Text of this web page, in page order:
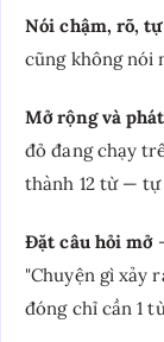
Nói chậm, rõ,
cũng không nói
Mở rộng và
đỏ đang chạy
thành 12 từ — tự
Đặt câu hỏi mở
"Chuyện gì xảy
đóng chỉ cần 1